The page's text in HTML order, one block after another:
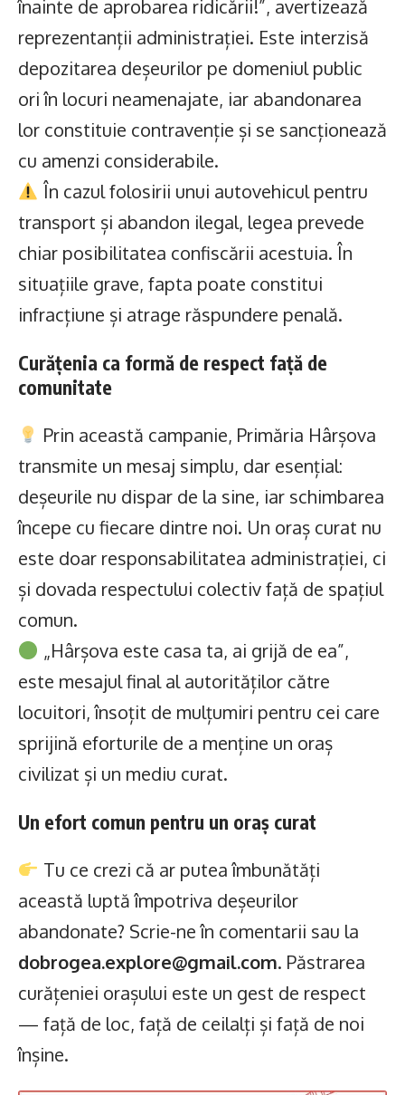
înainte de aprobarea ridicării!”, avertizează
reprezentanții administrației. Este interzisă
depozitarea deșeurilor pe domeniul public
ori în locuri neamenajate, iar abandonarea
lor constituie contravenție și se sancționează
cu amenzi considerabile.
În cazul folosirii unui autovehicul pentru
transport și abandon ilegal, legea prevede
chiar posibilitatea confiscării acestuia. În
situațiile grave, fapta poate constitui
infracțiune și atrage răspundere penală.
Curățenia ca formă de respect față de
comunitate
Prin această campanie, Primăria Hârșova
transmite un mesaj simplu, dar esențial:
deșeurile nu dispar de la sine, iar schimbarea
începe cu fiecare dintre noi. Un oraș curat nu
este doar responsabilitatea administrației, ci
și dovada respectului colectiv față de spațiul
comun.
„Hârșova este casa ta, ai grijă de ea”,
este mesajul final al autorităților către
locuitori, însoțit de mulțumiri pentru cei care
sprijină eforturile de a menține un oraș
civilizat și un mediu curat.
Un efort comun pentru un oraș curat
Tu ce crezi că ar putea îmbunătăți
această luptă împotriva deșeurilor
abandonate? Scrie-ne în comentarii sau la
dobrogea.explore@gmail.com. Păstrarea
curățeniei orașului este un gest de respect
— față de loc, față de ceilalți și față de noi
înșine.